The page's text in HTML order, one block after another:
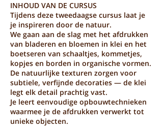
INHOUD VAN DE CURSUS
Tijdens deze tweedaagse cursus laat je
je inspireren door de natuur.
We gaan aan de slag met het afdrukken
van bladeren en bloemen in klei en het
boetseren van schaaltjes, kommetjes,
kopjes en borden in organische vormen.
De natuurlijke texturen zorgen voor
subtiele, verfijnde decoraties — de klei
legt elk detail prachtig vast.
Je leert eenvoudige opbouwtechnieken
waarmee je de afdrukken verwerkt tot
unieke objecten.